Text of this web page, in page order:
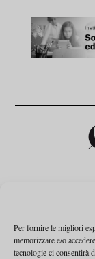
Per fornire le migliori
memorizzare e/o
tecnologie ci consentirà